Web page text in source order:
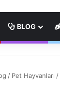
BLOG
/ Pet Hayvanları /